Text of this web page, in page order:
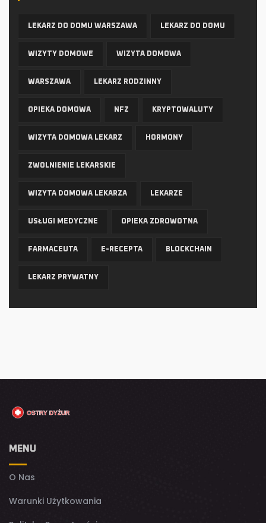
LEKARZ DO DOMU WARSZAWA LEKARZ DO DOMU
WIZYTY DOMOWE WIZYTA DOMOWA
WARSZAWA LEKARZ RODZINNY
OPIEKA DOMOWA NFZ KRYPTOWALUTY
WIZYTA DOMOWA LEKARZ HORMONY
ZWOLNIENIE LEKARSKIE
WIZYTA DOMOWA LEKARZA LEKARZE
USŁUGI MEDYCZNE OPIEKA ZDROWOTNA
FARMACEUTA E-RECEPTA BLOCKCHAIN
LEKARZ PRYWATNY
MENU
O Nas
Warunki Użytkowania